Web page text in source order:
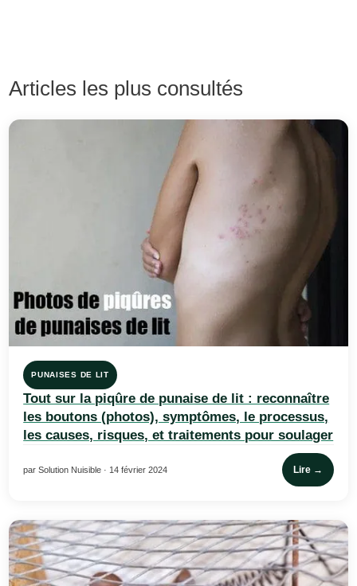
Articles les plus consultés
PUNAISES DE LIT
Tout sur la piqûre de punaise de lit : reconnaître
les boutons (photos), symptômes, le processus,
les causes, risques, et traitements pour soulager
par Solution Nuisible · 14 février 2024 Lire →